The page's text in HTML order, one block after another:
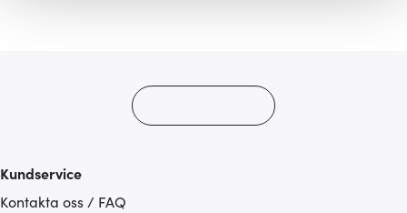
Kundservice
Kontakta oss / FAQ